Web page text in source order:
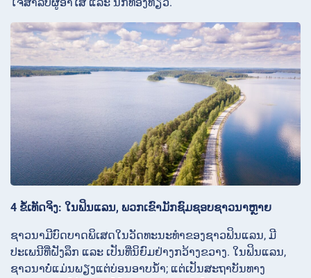
ໃຈສຳລັບຜູ້ອາໄສ ແລະ ນັກທ່ອງທ່ຽວ.
4 ຂໍ້ເທັດຈິງ: ໃນຟິນແລນ, ພວກເຂົາມັກຊົມຊອບຊາວນາຫຼາຍ
ຊາວນາມີບົດບາດພິເສດໃນວັດທະນະທຳຂອງຊາວຟິນແລນ, ມີ
ປະເພນີທີ່ຝັງລຶກ ແລະ ເປັນທີ່ນິຍົມຢ່າງກວ້າງຂວາງ. ໃນຟິນແລນ,
ຊາວນາບໍ່ແມ່ນພຽງແຕ່ບ່ອນອາບນ້ຳ; ແຕ່ເປັນສະຖາບັນທາງ